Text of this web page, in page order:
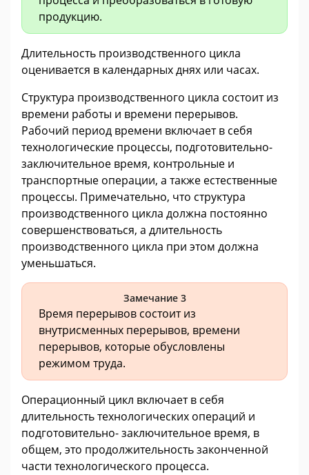
продукцию.
Длительность производственного цикла
оценивается в календарных днях или часах.
Структура производственного цикла состоит из
времени работы и времени перерывов.
Рабочий период времени включает в себя
технологические процессы, подготовительно-
заключительное время, контрольные и
транспортные операции, а также естественные
процессы. Примечательно, что структура
производственного цикла должна постоянно
совершенствоваться, а длительность
производственного цикла при этом должна
уменьшаться.
Замечание 3
Время перерывов состоит из
внутрисменных перерывов, времени
перерывов, которые обусловлены
режимом труда.
Операционный цикл включает в себя
длительность технологических операций и
подготовительно- заключительное время, в
общем, это продолжительность законченной
части технологического процесса.